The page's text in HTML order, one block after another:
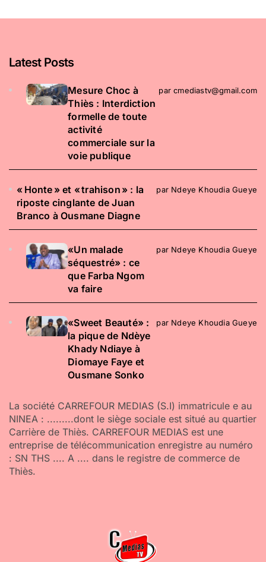
Latest Posts
​Mesure Choc à
Thiès : Interdiction
formelle de toute
activité
commerciale sur la
voie publique
par cmediastv@gmail.com
« Honte » et « trahison » : la
riposte cinglante de Juan
Branco à Ousmane Diagne
par Ndeye Khoudia Gueye
«Un malade
séquestré» : ce
que Farba Ngom
va faire
par Ndeye Khoudia Gueye
«Sweet Beauté» :
la pique de Ndèye
Khady Ndiaye à
Diomaye Faye et
Ousmane Sonko
par Ndeye Khoudia Gueye
La société CARREFOUR MEDIAS (S.I) immatricule e au
NINEA : .........dont le siège sociale est situé au quartier
Carrière de Thiès. CARREFOUR MEDIAS est une
entreprise de télécommunication enregistre au numéro
: SN THS .... A .... dans le registre de commerce de
Thiès.